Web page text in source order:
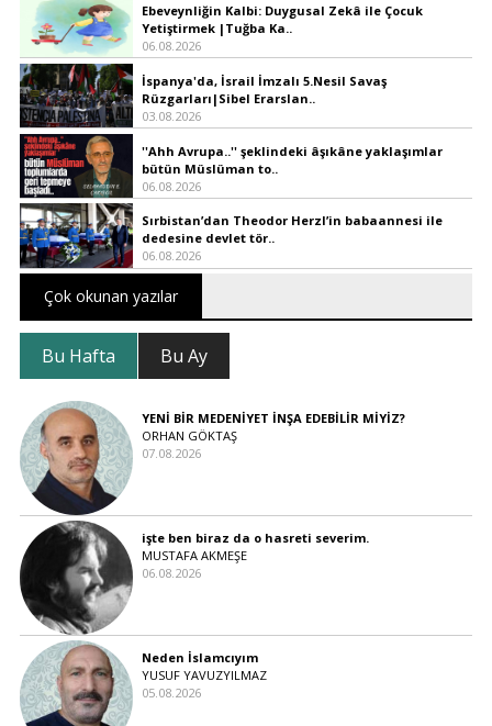
Ebeveynliğin Kalbi: Duygusal Zekâ ile Çocuk
Yetiştirmek |Tuğba Ka..
06.08.2026
İspanya'da, İsrail İmzalı 5.Nesil Savaş
Rüzgarları|Sibel Erarslan..
03.08.2026
''Ahh Avrupa..'' şeklindeki âşıkâne yaklaşımlar
bütün Müslüman to..
06.08.2026
Sırbistan’dan Theodor Herzl’in babaannesi ile
dedesine devlet tör..
06.08.2026
Çok okunan yazılar
Bu Hafta Bu Ay
YENİ BİR MEDENİYET İNŞA EDEBİLİR MİYİZ?
ORHAN GÖKTAŞ
07.08.2026
işte ben biraz da o hasreti severim.
MUSTAFA AKMEŞE
06.08.2026
Neden İslamcıyım
YUSUF YAVUZYILMAZ
05.08.2026